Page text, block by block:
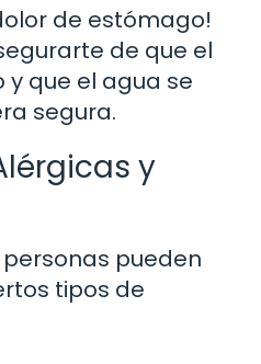
de estómago!
de que el
que el agua se
segura.
y
pueden
tipos de